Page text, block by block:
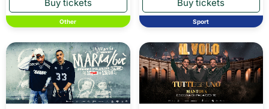
Other Sport